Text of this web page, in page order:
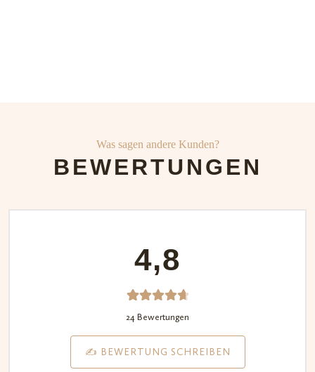
Was sagen andere Kunden?
BEWERTUNGEN
4,8
Bewerte
4.75von
24
24 Bewertungen
✍️ BEWERTUNG SCHREIBEN